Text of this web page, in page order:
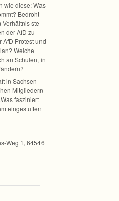
wie diese: Was
Bedroht
Ver­hält­nis ste­
der AfD zu
AfD Pro­test und
Wel­che
an Schu­len, in
in Sachsen-
Mit­glie­dern
fas­zi­niert
ein­ge­stuf­ten
Weg 1, 64546